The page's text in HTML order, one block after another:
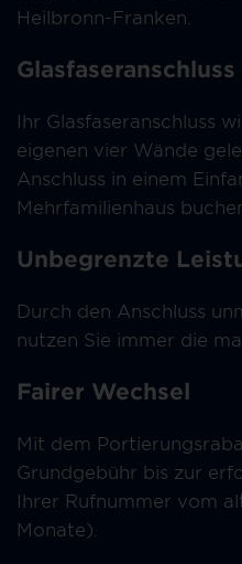
Heilbronn-Franken.
Ihr Glasfaseranschluss
eigenen vier Wände
Anschluss in einem
Mehrfamilienhaus
Unbegrenzte
Durch den Anschluss
nutzen Sie immer die
Fairer Wechsel
Mit dem
Grundgebühr bis zur
Ihrer Rufnummer vom
Monate).